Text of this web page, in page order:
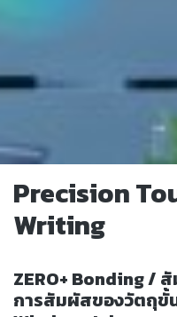
Precision
Writing
ZERO+ Bonding /
การสัมผัสของวัตถุขั้